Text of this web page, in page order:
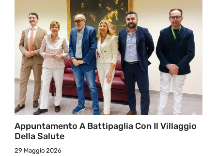
Appuntamento A Battipaglia Con Il Villaggio
Della Salute
29 Maggio 2026